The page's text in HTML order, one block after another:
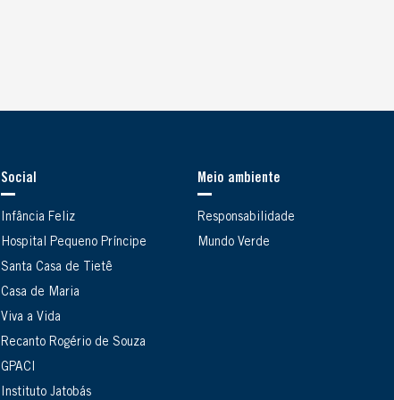
Social
Infância Feliz
Hospital Pequeno Príncipe
Santa Casa de Tietê
Casa de Maria
Viva a Vida
Recanto Rogério de Souza
GPACI
Instituto Jatobás
Meio ambiente
Responsabilidade
Mundo Verde